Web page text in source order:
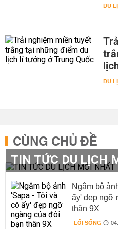
DU
DU
CÙNG CHỦ ĐỀ
TIN TỨC DU LỊCH
Ngắm bộ
ấy' đẹp ngỡ
thân 9X
LỐI SỐNG